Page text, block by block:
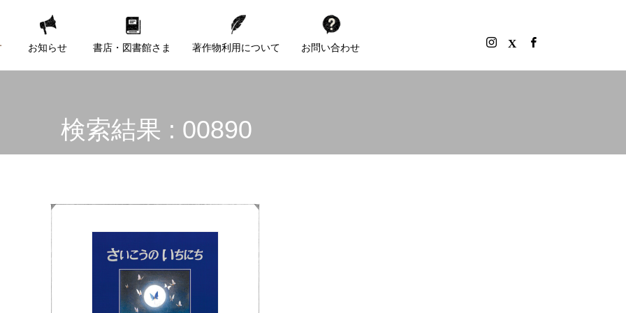
お知らせ 書店・図書館さま 著作物利用について お問い合わせ
検索結果 : 00890